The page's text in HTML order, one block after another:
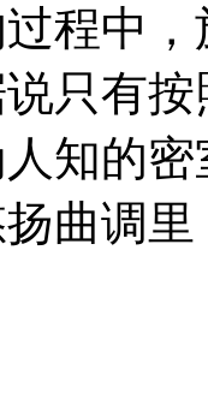
程中
只有
知的
曲调